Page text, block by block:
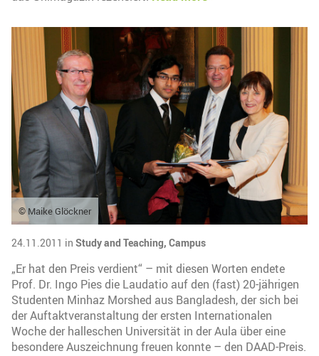
© Maike Glöckner
24.11.2011 in Study and Teaching, Campus
„Er hat den Preis verdient“ – mit diesen Worten endete
Prof. Dr. Ingo Pies die Laudatio auf den (fast) 20-jährigen
Studenten Minhaz Morshed aus Bangladesh, der sich bei
der Auftaktveranstaltung der ersten Internationalen
Woche der halleschen Universität in der Aula über eine
besondere Auszeichnung freuen konnte – den DAAD-Preis.